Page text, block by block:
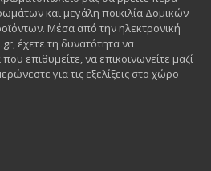
και μεγάλη ποικιλία Δομικών
Μέσα από την ηλεκτρονική
έχετε τη δυνατότητα να
επιθυμείτε, να επικοινωνείτε μαζί
για τις εξελίξεις στο χώρο